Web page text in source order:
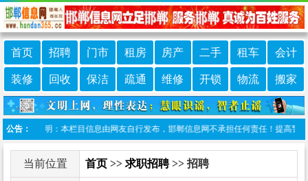
首页 招聘 门市 租房 房产 二手 租车 会计
装修 回收 保洁 疏通 维修 开锁 物流 搬家
公告：
免责声明：本栏目信息由网友自行发布，邯郸信息网不承担任何责任！提高警惕
当前位置 首页 >> 求职招聘>> 招聘